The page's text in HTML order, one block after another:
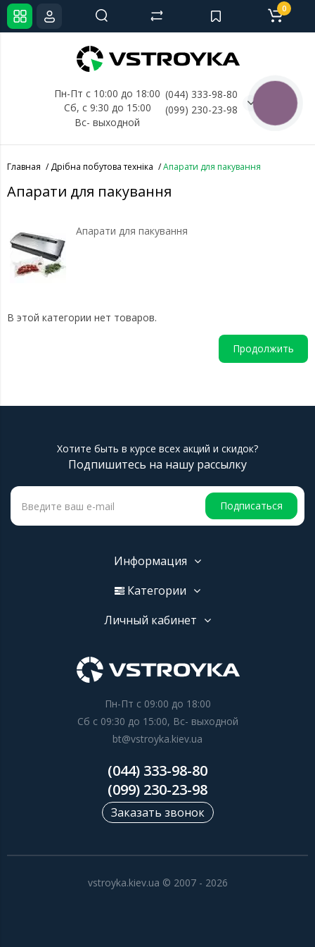
Пн-Пт с 10:00 до 18:00
Сб, с 9:30 до 15:00
Вс- выходной
(044) 333-98-80
(099) 230-23-98
0
Главная Дрібна побутова техніка Апарати для пакування
Апарати для пакування
Апарати для пакування
В этой категории нет товаров.
Продолжить
Хотите быть в курсе всех акций и скидок?
Подпишитесь на нашу рассылку
Подписаться
Информация
Категории
Личный кабинет
Пн-Пт с 09:00 до 18:00
Сб с 09:30 до 15:00, Вс- выходной
bt@vstroyka.kiev.ua
(044) 333-98-80
(099) 230-23-98
Заказать звонок
vstroyka.kiev.ua © 2007 - 2026